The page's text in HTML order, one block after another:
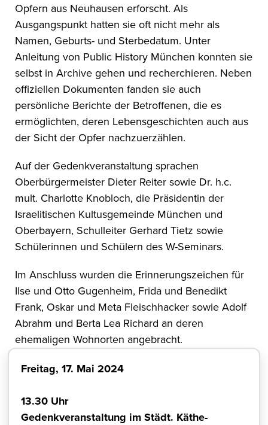
Opfern aus Neuhausen erforscht. Als
Ausgangspunkt hatten sie oft nicht mehr als
Namen, Geburts- und Sterbedatum. Unter
Anleitung von Public History München konnten sie
selbst in Archive gehen und recherchieren. Neben
offiziellen Dokumenten fanden sie auch
persönliche Berichte der Betroffenen, die es
ermöglichten, deren Lebensgeschichten auch aus
der Sicht der Opfer nachzuerzählen.
Auf der Gedenkveranstaltung sprachen
Oberbürgermeister Dieter Reiter sowie Dr. h.c.
mult. Charlotte Knobloch, die Präsidentin der
Israelitischen Kultusgemeinde München und
Oberbayern, Schulleiter Gerhard Tietz sowie
Schülerinnen und Schülern des W-Seminars.
Im Anschluss wurden die Erinnerungszeichen für
Ilse und Otto Gugenheim, Frida und Benedikt
Frank, Oskar und Meta Fleischhacker sowie Adolf
Abrahm und Berta Lea Richard an deren
ehemaligen Wohnorten angebracht.
Freitag, 17. Mai 2024
13.30 Uhr
Gedenkveranstaltung im Städt. Käthe-